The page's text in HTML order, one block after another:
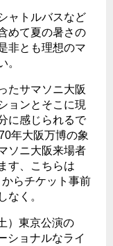
ャトルバスなど
めて夏の暑さの
非とも理想のマ
。
たサマソニ大阪
ョンとそこに現
に感じられるで
年大阪万博の象
ソニ大阪来場者
す、こちらは
らチケット事前
なく。
）東京公演の
ショナルなライ